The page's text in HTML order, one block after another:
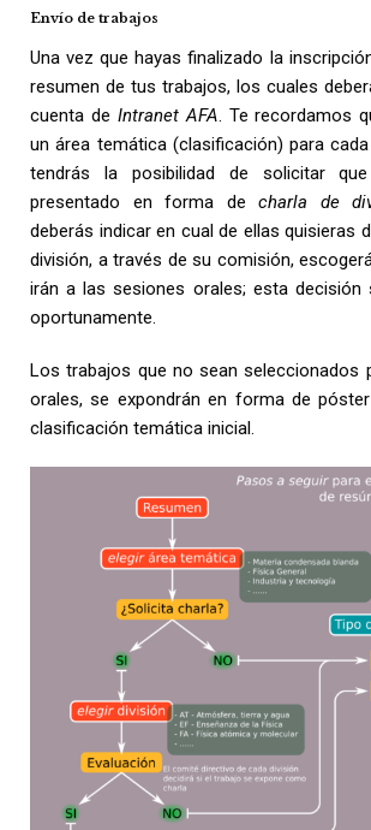
Envío de trabajos
Una vez que hayas finalizado la
resumen de tus trabajos, los cuales
cuenta de Intranet AFA. Te recordamos
un área temática (clasificación) para
tendrás la posibilidad de solicitar
presentado en forma de charla de
deberás indicar en cual de ellas quisieras
división, a través de su comisión,
irán a las sesiones orales; esta decisión
oportunamente.
Los trabajos que no sean seleccionados
orales, se expondrán en forma de
clasificación temática inicial.